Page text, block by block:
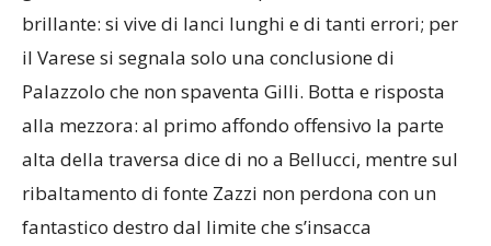
brillante: si vive di lanci lunghi e di tanti errori; per
il Varese si segnala solo una conclusione di
Palazzolo che non spaventa Gilli. Botta e risposta
alla mezzora: al primo affondo offensivo la parte
alta della traversa dice di no a Bellucci, mentre sul
ribaltamento di fonte Zazzi non perdona con un
fantastico destro dal limite che s’insacca